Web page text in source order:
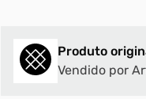
Produto
Vendido por